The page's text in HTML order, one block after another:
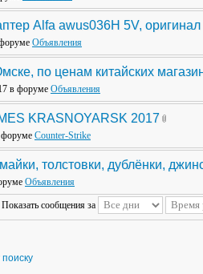
Alfa awus036H 5V, оригинал
Объявления
по ценам китайских
в форуме Объявления
KRASNOYARSK 2017
форуме Counter-Strike
толстовки, дублёнки,
Объявления
Показать сообщения за